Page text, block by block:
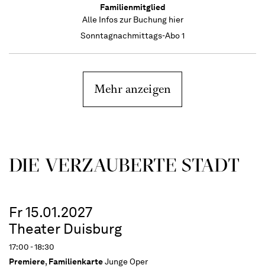
Familienmitglied
Alle Infos zur Buchung hier
Sonntagnachmittags-Abo 1
Mehr anzeigen
DIE VERZAUBERTE STADT
Fr 15.01.2027
Theater Duisburg
17:00 - 18:30
Premiere, FamilienkarteJunge Oper